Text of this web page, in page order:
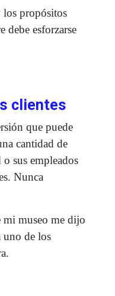
los propósitos
debe esforzarse
clientes
que puede
cantidad de
sus empleados
Nunca
mi museo me dijo
uno de los